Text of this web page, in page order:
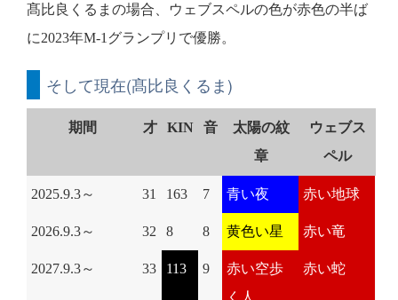
髙比良くるまの場合、ウェブスペルの色が赤色の半ば
に2023年M-1グランプリで優勝。
そして現在(髙比良くるま)
期間 才 KIN 音
太陽の紋
章
ウェブス
ペル
2025.9.3～ 31 163 7 青い夜 赤い地球
2026.9.3～ 32 8 8 黄色い星 赤い竜
2027.9.3～ 33 113 9
赤い空歩
赤い蛇